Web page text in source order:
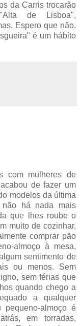
da Carris trocarão
de Lisboa",
Espero que não.
é um hábito
com mulheres de
de fazer um
modelos da última
há nada mais
que lhes roube o
muito de cozinhar,
comprar pão
almoço à mesa,
sentimento de
ou menos. Sem
sem férias que
quando chego a
a qualquer
almoço é
em torradas,